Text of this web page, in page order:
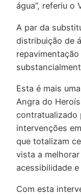
água”, referiu o
A par da
distribuição de
Esta é mais
Angra do
contratualizado
intervenções
que totalizam
vista a
acessibilidade
Com esta